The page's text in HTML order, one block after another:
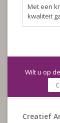
Met een
kwaliteit
Wilt u op
Creatief